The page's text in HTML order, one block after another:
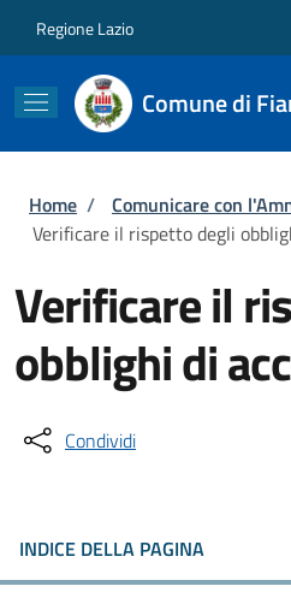
Regione Lazio
Comune di
Briciole di pane
Home / Comunicare con
Verificare il rispetto degli
Verificare il
obblighi di
Condividi
INDICE DELLA PAGINA